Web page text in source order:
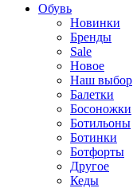
Обувь
Новинки
Бренды
Sale
Новое
Наш выбор
Балетки
Босоножки
Ботильоны
Ботинки
Ботфорты
Другое
Кеды